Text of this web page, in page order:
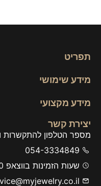
תפריט
מידע שימושי
מידע מקצועי
יצירת קשר
מספר הטלפון להתקשרות
054-3334849
שעות הזמינות בווצאפ 08:00-20:00